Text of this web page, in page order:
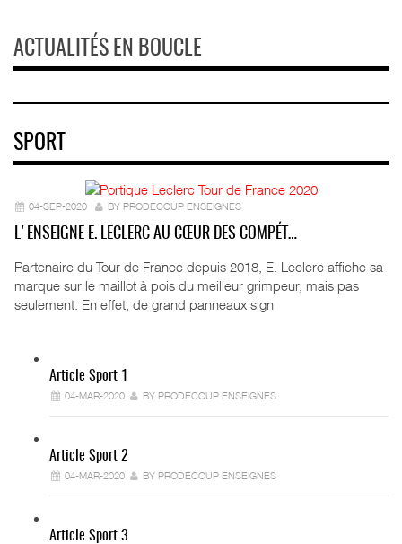
ACTUALITÉS EN BOUCLE
SPORT
04-SEP-2020 BY PRODECOUP ENSEIGNES
L'ENSEIGNE E. LECLERC AU CŒUR DES COMPÉT…
Partenaire du Tour de France depuis 2018, E. Leclerc affiche sa
marque sur le maillot à pois du meilleur grimpeur, mais pas
seulement. En effet, de grand panneaux sign
Article Sport 1
04-MAR-2020 BY PRODECOUP ENSEIGNES
Article Sport 2
04-MAR-2020 BY PRODECOUP ENSEIGNES
Article Sport 3